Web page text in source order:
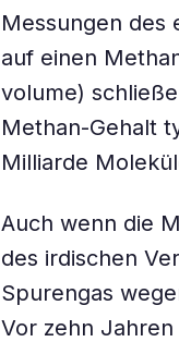
Messungen des
auf einen
volume)
Methan-Gehalt
Milliarde
Auch wenn die
des irdischen
Spurengas
Vor zehn